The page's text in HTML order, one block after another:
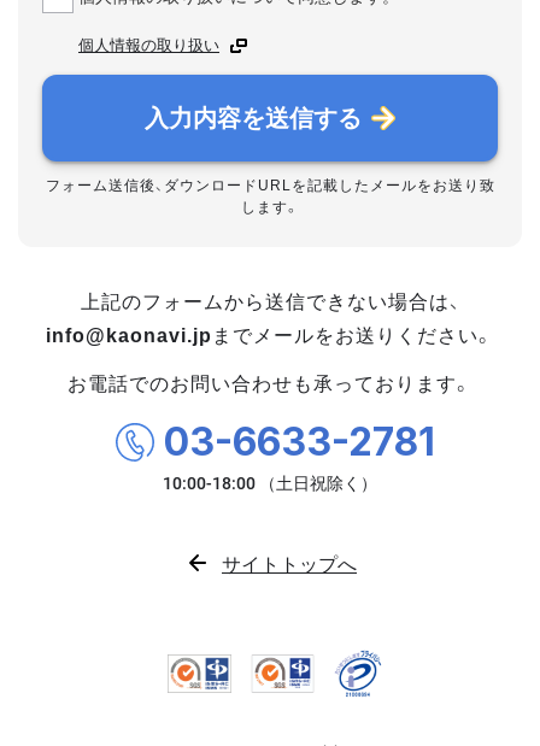
個人情報の取り扱い
入力内容を送信する
フォーム送信後、ダウンロードURLを記載したメールをお送り致
します。
上記のフォームから送信できない場合は、
info@kaonavi.jp までメールをお送りください。
お電話でのお問い合わせも承っております。
03-6633-2781
サイトトップへ